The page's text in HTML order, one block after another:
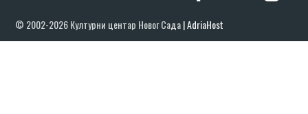
© 2002-2026 Културни центар Новог Сада|AdriaHost